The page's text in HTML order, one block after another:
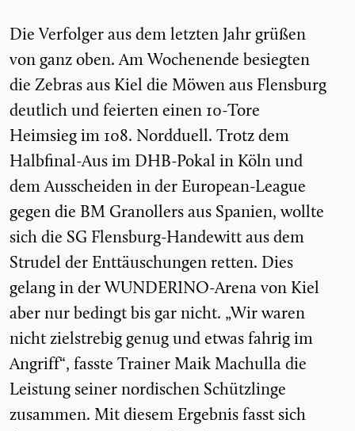
Die Verfolger aus dem letzten Jahr grüßen
von ganz oben. Am Wochenende besiegten
die Zebras aus Kiel die Möwen aus Flensburg
deutlich und feierten einen 10-Tore
Heimsieg im 108. Nordduell. Trotz dem
Halbfinal-Aus im DHB-Pokal in Köln und
dem Ausscheiden in der European-League
gegen die BM Granollers aus Spanien, wollte
sich die SG Flensburg-Handewitt aus dem
Strudel der Enttäuschungen retten. Dies
gelang in der WUNDERINO-Arena von Kiel
aber nur bedingt bis gar nicht. „Wir waren
nicht zielstrebig genug und etwas fahrig im
Angriff“, fasste Trainer Maik Machulla die
Leistung seiner nordischen Schützlinge
zusammen. Mit diesem Ergebnis fasst sich